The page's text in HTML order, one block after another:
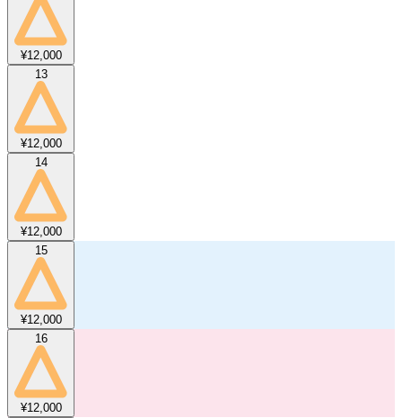
¥12,000
13
¥12,000
14
¥12,000
15
¥12,000
16
¥12,000